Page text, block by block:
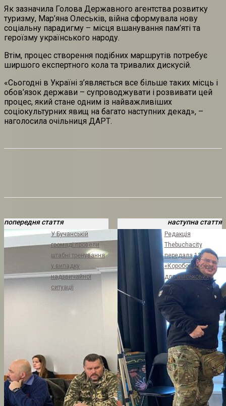
Як зазначила Голова Державного агентства розвитку
туризму, Мар’яна Олеськів, війна сформувала нову
соціальну парадигму – місця вшанування пам’яті та
героїзму українського народу.
Втім, процес створення подібних маршрутів потребує
ширшого експертного кола та тривалих дискусій.
«Сьогодні в Україні з’являється все більше таких місць і
обов’язок держави – супроводжувати і розвивати цей
процес, який стане одним із найважливіших
соціокультурних явищ на багато наступних декад», –
наголосила очільниця ДАРТ.
попередня стаття
У Бучанській
громаді провели
штабні тренування
у випадку
надзвичайної
ситуації
наступна стаття
Редакція
Thebuchacity
передала 13
«Коробок добра»
для військових